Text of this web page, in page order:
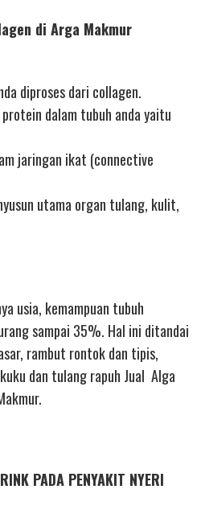
di Arga Makmur
diproses dari collagen.
dalam tubuh anda yaitu
jaringan ikat (connective
utama organ tulang, kulit,
usia, kemampuan tubuh
sampai 35%. Hal ini ditandai
rambut rontok dan tipis,
dan tulang rapuh Jual Alga
PADA PENYAKIT NYERI